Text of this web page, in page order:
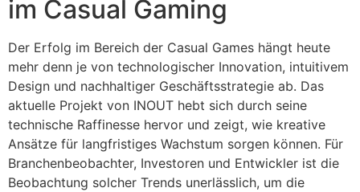
im Casual Gaming
Der Erfolg im Bereich der Casual Games hängt heute
mehr denn je von technologischer Innovation, intuitivem
Design und nachhaltiger Geschäftsstrategie ab. Das
aktuelle Projekt von INOUT hebt sich durch seine
technische Raffinesse hervor und zeigt, wie kreative
Ansätze für langfristiges Wachstum sorgen können. Für
Branchenbeobachter, Investoren und Entwickler ist die
Beobachtung solcher Trends unerlässlich, um die